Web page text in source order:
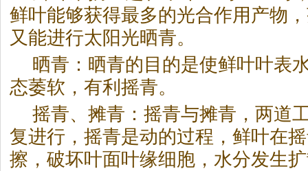
鲜叶能够获得最多的光合作用产物，
又能进行太阳光晒青。
晒青：晒青的目的是使鲜叶叶表
态萎软，有利摇青。
摇青、摊青：摇青与摊青，两道
复进行，摇青是动的过程，鲜叶在
擦，破坏叶面叶缘细胞，水分发生